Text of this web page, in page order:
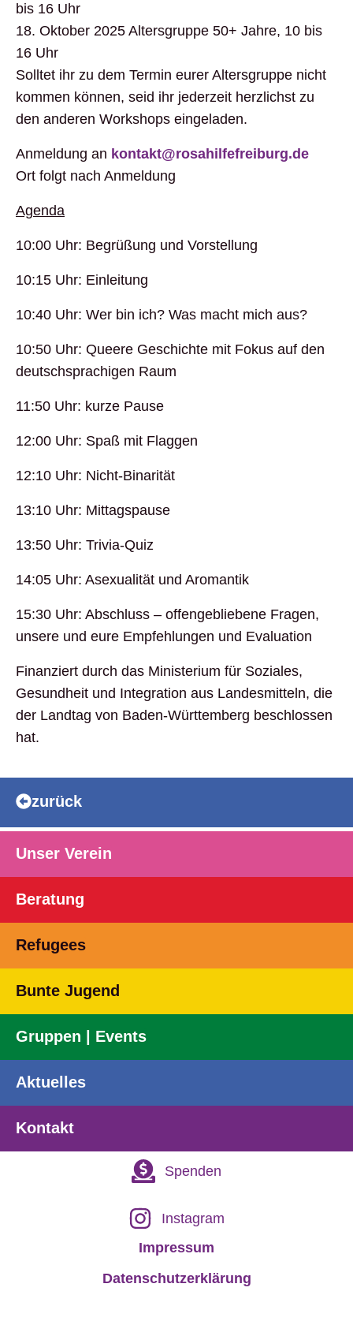
bis 16 Uhr
18. Oktober 2025 Altersgruppe 50+ Jahre, 10 bis
16 Uhr
Solltet ihr zu dem Termin eurer Altersgruppe nicht
kommen können, seid ihr jederzeit herzlichst zu
den anderen Workshops eingeladen.
Anmeldung an kontakt@rosahilfefreiburg.de
Ort folgt nach Anmeldung
Agenda
10:00 Uhr: Begrüßung und Vorstellung
10:15 Uhr: Einleitung
10:40 Uhr: Wer bin ich? Was macht mich aus?
10:50 Uhr: Queere Geschichte mit Fokus auf den
deutschsprachigen Raum
11:50 Uhr: kurze Pause
12:00 Uhr: Spaß mit Flaggen
12:10 Uhr: Nicht-Binarität
13:10 Uhr: Mittagspause
13:50 Uhr: Trivia-Quiz
14:05 Uhr: Asexualität und Aromantik
15:30 Uhr: Abschluss – offengebliebene Fragen,
unsere und eure Empfehlungen und Evaluation
Finanziert durch das Ministerium für Soziales,
Gesundheit und Integration aus Landesmitteln, die
der Landtag von Baden-Württemberg beschlossen
hat.
zurück
Unser Verein
Beratung
Refugees
Bunte Jugend
Gruppen | Events
Aktuelles
Kontakt
Spenden
Instagram
Impressum
Datenschutzerklärung